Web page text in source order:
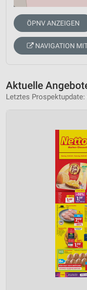
ÖPNV ANZEIGEN
NAVIGATION
Aktuelle
Letztes Prospektupdate: